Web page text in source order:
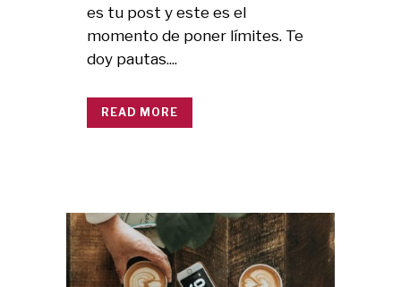
es tu post y este es el
momento de poner límites. Te
doy pautas....
READ MORE